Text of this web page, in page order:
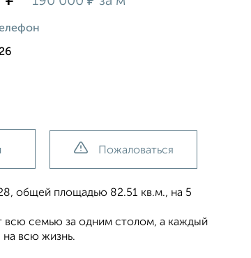
Пожаловаться
общей площадью 82.51 кв.м., на 5
всю семью за одним столом, а каждый
всю жизнь.